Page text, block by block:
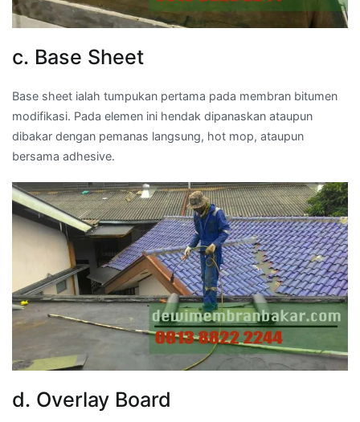
c. Base Sheet
Base sheet ialah tumpukan pertama pada membran bitumen
modifikasi. Pada elemen ini hendak dipanaskan ataupun
dibakar dengan pemanas langsung, hot mop, ataupun
bersama adhesive.
d. Overlay Board